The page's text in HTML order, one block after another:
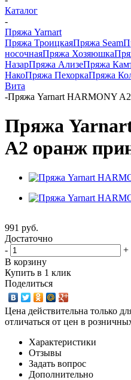
Каталог
-
Пряжа Yarnart
Пряжа ТроицкаяПряжа Seam
носочнаяПряжа Хозяюшка
НазарПряжа АлизеПряжа
НакоПряжа ПехоркаПряжа
Вита
-Пряжа Yarnart HARMONY
Пряжа
A2 оранж
991 руб.
Достаточно
-
+
В корзину
Купить в 1 клик
Поделиться
Цена действительна только
отличаться от цен в
Характеристики
Отзывы
Задать вопрос
Дополнительно